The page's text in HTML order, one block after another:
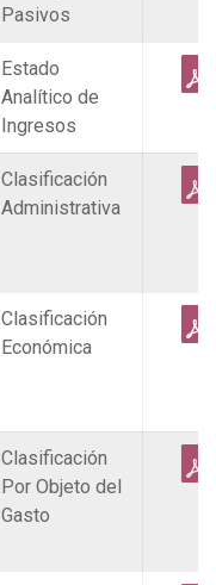
Pasivos
Estado
Analítico de
Ingresos
Clasificación
Administrativa
Clasificación
Económica
Clasificación
Por Objeto del
Gasto